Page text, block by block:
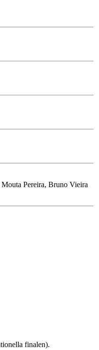
Pereira, Bruno Vieira
finalen).